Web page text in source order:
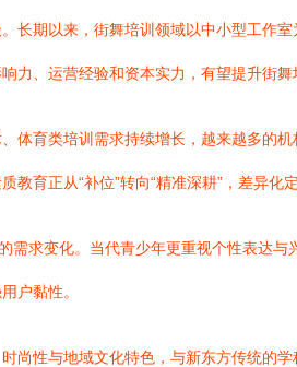
长期以来，街舞培训领域以中小型工作
力、运营经验和资本实力，有望提升街舞
体育类培训需求持续增长，越来越多的
育正从“补位”转向“精准深耕”，差异化
需求变化。当代青少年更重视个性表达
户黏性。
尚性与地域文化特色，与新东方传统的